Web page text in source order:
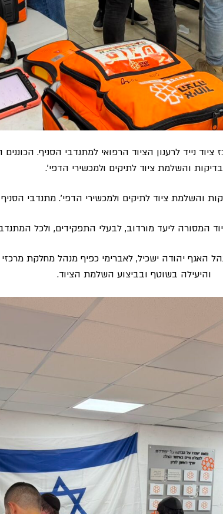
נייד לרענון הציוד הרפואי למתנדבי הסניף.
בדיקות והשלמת ציוד לתיקים ולמכשירי הדפי׳.
והשלמת ציוד לתיקים ולמכשירי הדפי׳. מתנדבי
המסורה ליעד מורדוב, לבעלי התפקידים, ולכל
האגף יהודה ישכיל, לאברימי כפיף מנהל מחלקת
והיעילה בשוטף ובביצוע השלמת הציוד.